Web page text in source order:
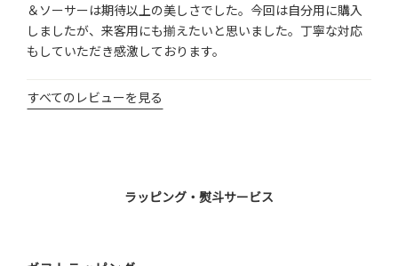
＆ソーサーは期待以上の美しさでした。今回は自分用に購入
しましたが、来客用にも揃えたいと思いました。丁寧な対応
すべてのレビューを見る
ラッピング・熨斗サービス